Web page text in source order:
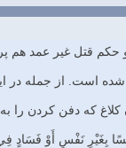
قتل غیر عمد هم
است. از جمله در ایه 32 سوره
که دفن کردن را
بِغَيْرِ نَفْسٍ أَوْ فَسَادٍ